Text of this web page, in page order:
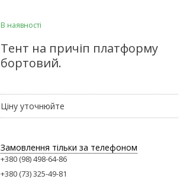
В наявності
Тент на причіп платформу
бортовий.
Ціну уточнюйте
Замовлення тільки за телефоном
+380 (98) 498-64-86
+380 (73) 325-49-81